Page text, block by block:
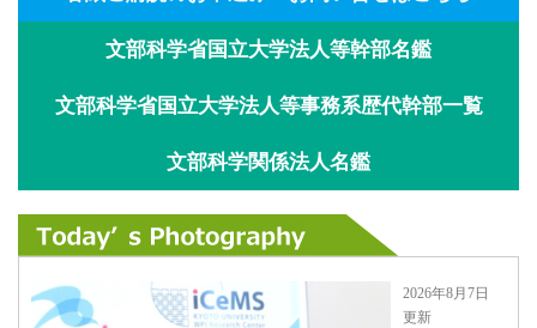
文部科学省国立大学法人等幹部名鑑
文部科学省国立大学法人等事務系歴代幹部一覧
文部科学関係法人名鑑
2026年8月7日
更新